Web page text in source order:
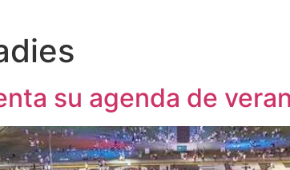
su agenda de